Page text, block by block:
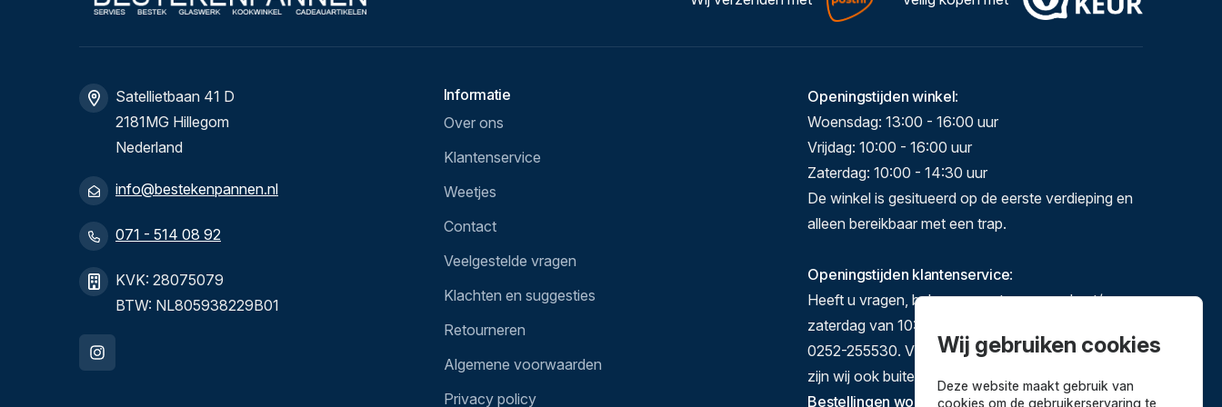
Satellietbaan 41 D
2181MG Hillegom
Nederland
info@bestekenpannen.nl
071 - 514 08 92
KVK: 28075079
BTW: NL805938229B01
Informatie
Over ons
Klantenservice
Weetjes
Contact
Veelgestelde vragen
Klachten en suggesties
Retourneren
Algemene voorwaarden
Privacy policy
Openingstijden winkel:
Woensdag: 13:00 - 16:00 uur
Vrijdag: 10:00 - 16:00 uur
Zaterdag: 10:00 - 14:30 uur
De winkel is gesitueerd op de eerste verdieping en
alleen bereikbaar met een trap.
Openingstijden klantenservice:
Heeft u vragen, bel ons gerust op maandag t/m
zaterdag van 10:00-17:00 op 071-5140892 of
0252-255530. Via e-mail en het contactformulier
zijn wij ook buiten deze tijden te bereiken.
Bestellingen worden verstuurd van dinsdag tot en
Wij gebruiken cookies
Deze website maakt gebruik van
cookies om de gebruikerservaring te